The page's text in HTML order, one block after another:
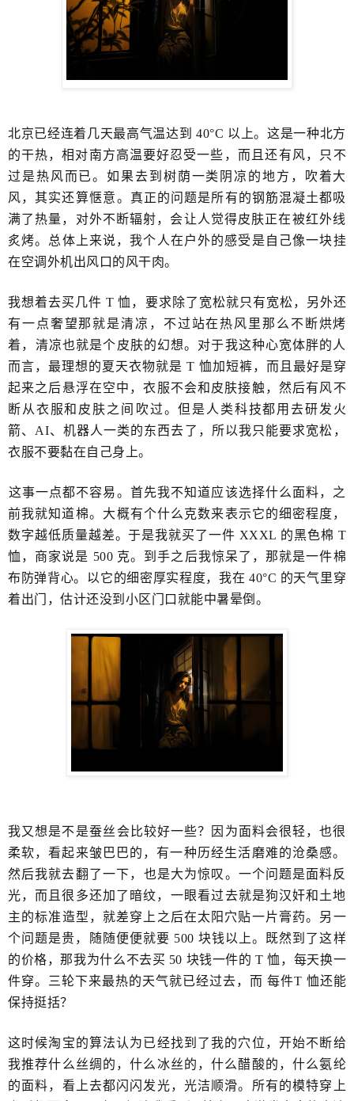
北京已经连着几天最高气温达到 40°C 以上。​这是一种北方
的干热，相对南方高温要好忍受一些，​而且还有风，​只不
过是热风而已。如果去到树荫一类阴凉的地方，吹着大
风，其实还算​惬意。真正的问题是所有的钢筋混凝土都吸
满了热量，对外不断辐射，会让人觉得皮肤正在被红外线​
炙烤。总体上来说，我个人在户外的感受是自己像一块挂
在空调外机出风口的​风干肉。
我想着去买几件 T 恤，​要求除了宽松就只有宽松，另外还
有一点奢望那就是清凉，不过站在热风里那么不断烘烤
着，​清凉也就是个皮肤的幻想。对于我这种心宽体胖的人
而言，最理想的夏天衣物就是 T 恤加短裤，而且最好是穿
起来之后悬浮在空中，衣服不会和皮肤接触，然后有风不
断从衣服和皮肤之间​吹过。但是人类科技都用去研发火
箭、AI、机器人一类的东西去了，所以我只能要求宽松，
衣服不要黏在自己身上。
​这事一点都不容易。首先我不知道应该选择什么面料，之
前我就知道棉​。大概有个什么克数来表示它的细密程度，
数字越低质量越差。于是我就买了一件 XXXL 的黑色棉 T
恤，商家说是 500​ 克。到手之后我惊呆了，那就是一件棉
布防弹背心。以它的细密厚实程度，我在 40°C 的天气里穿
着出门，​估计还没到小区门口就能中暑晕倒。
我又想是不是​蚕丝会比较好一些？因为面料会很轻，也很
柔软，看起来皱巴巴的，有一种历经生活​磨难的沧桑感。
然后我就去翻了一下，​也是大为惊叹。一个问题是面料反
光，而且很多还加了暗纹，​一眼看过去就是狗汉奸和土地
主的标准造型，就差穿上之后在太阳穴贴一片膏药。另一
个问题是贵，随随便便就要​ 500 块钱以上。既然到了这样
的价格，那我为什么不去买 50 块钱一件的 T 恤，​每天换一
件穿。三轮下来​最热的天气就已经过去，而 每件T 恤还能
保持挺括？
这时候淘宝的算法认为已经找到了我的穴位，开始不断给
我推荐什么丝绸的，什么冰丝的，什么醋酸的，什么氨纶
的面料，看上去都闪闪发光，光洁顺滑。所有的模特穿上